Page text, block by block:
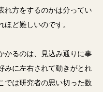
れ方をするのかは分ってい
ほど難しいのです。
るのは、見込み通りに事
みに左右されて動きがとれ
では研究者の思い切った数